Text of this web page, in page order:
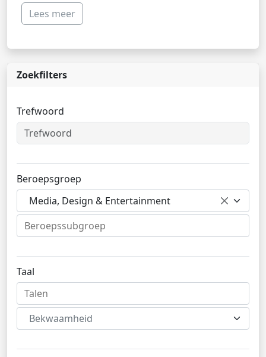
Lees meer
Zoekfilters
Trefwoord
Beroepsgroep
Media, Design & Entertainment
Taal
Bekwaamheid